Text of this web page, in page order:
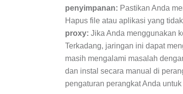
penyimpanan: Pastikan Anda
Hapus file atau aplikasi yang
proxy: Jika Anda menggunakan
Terkadang, jaringan ini dapat
masih mengalami masalah
dan instal secara manual di
pengaturan perangkat Anda